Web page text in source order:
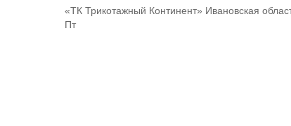
«ТК Трикотажный Континент» Ивановская
Пт